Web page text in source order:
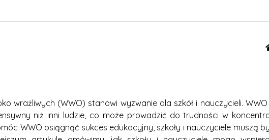
wrażliwych (WWO) stanowi wyzwanie dla szkół i nauczycieli.
niż inni ludzie, co może prowadzić do trudności w
WWO osiągnąć sukces edukacyjny, szkoły i nauczyciele